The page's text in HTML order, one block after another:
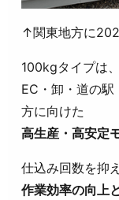
↑関東地方に
100kgタイプは
EC・卸・道の
方に向けた
高生産・高安定
仕込み回数を抑
作業効率の向上